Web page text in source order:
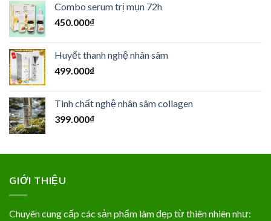
449.000₫.là:
Combo serum trị mụn 72h
450.000₫
Huyết thanh nghệ nhân sâm
499.000₫
Tinh chất nghệ nhân sâm collagen
399.000₫
GIỚI THIỆU
Chuyên cung cấp các sản phẩm làm đẹp từ thiên nhiên như: